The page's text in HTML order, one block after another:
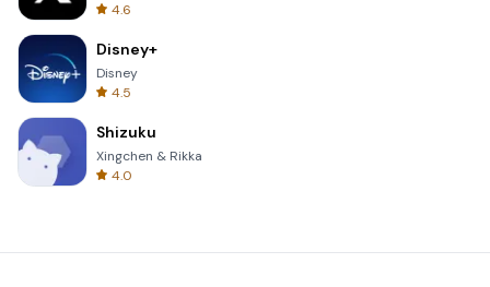
4.6
Disney+
Disney
4.5
Shizuku
Xingchen & Rikka
4.0